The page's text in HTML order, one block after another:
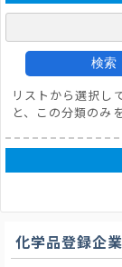
検索
リストから選択し
と、この分類のみ
化学品登録企